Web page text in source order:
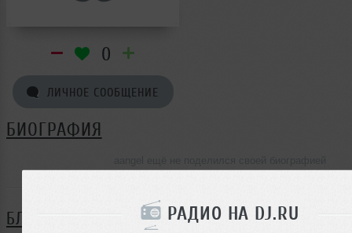
РАДИО НА DJ.RU
0
ЛИЧНОЕ СООБЩЕНИЕ
БИОГРАФИЯ
БЛОГ